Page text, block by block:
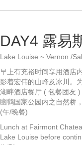
DAY4 露易
Lake Louise ~ Vernon /
早上有充裕时间享用酒店
影着宏伟的山峰及冰川。
湖畔酒店餐厅 ( 包餐团友
幽鹤国家公园内之自然桥
(午/晚餐)
Lunch at Fairmont
Lake Louise before